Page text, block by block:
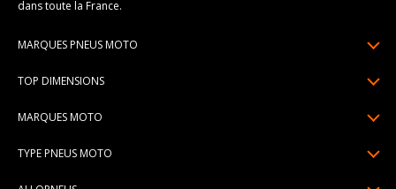
dans toute la France.
MARQUES PNEUS MOTO
Pneus Continental
TOP DIMENSIONS
150/70R17
MARQUES MOTO
TYPE PNEUS MOTO